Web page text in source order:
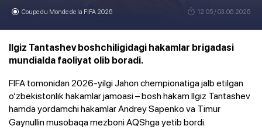
Coupe du Monde de la FIFA 2026 12:05 / 03.06.2026
Ilgiz Tantashev boshchiligidagi hakamlar brigadasi
mundialda faoliyat olib boradi.
FIFA tomonidan 2026-yilgi Jahon chempionatiga jalb etilgan
o‘zbekistonlik hakamlar jamoasi – bosh hakam Ilgiz Tantashev
hamda yordamchi hakamlar AndreySapenko va Timur
Gaynullin musobaqa mezboni AQShga yetib bordi.